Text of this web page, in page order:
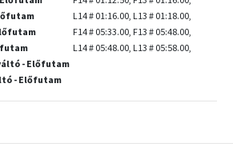
L14 # 01:16.00, L13 # 01:18.00,
F14 # 05:33.00, F13 # 05:48.00,
L14 # 05:48.00, L13 # 05:58.00,
- Előfutam
- Előfutam